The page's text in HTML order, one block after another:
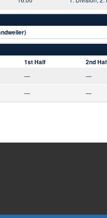
1st Half 2nd
— —
— —